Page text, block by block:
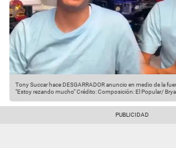
Tony Succar hace DESGARRADOR anuncio en medio de la
"Estoy rezando mucho"Crédito: Composición: El Popular/